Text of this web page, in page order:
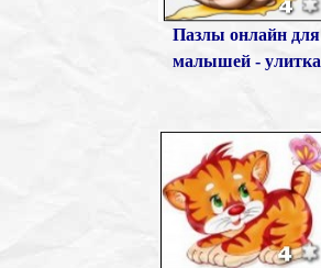
Пазлы онлайн для
малышей - улитка